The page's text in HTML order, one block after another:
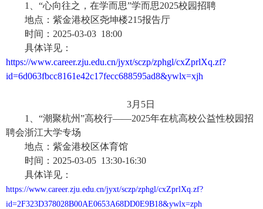
1、“心向往之，在学而思”学而思2025校园招聘
地点：紫金港校区尧坤楼215报告厅
时间： 2025-03-03 18:00
具体详见：
https://www.career.zju.edu.cn/jyxt/sczp/zphgl/cxZprlXq.zf?
id=6d063fbcc8161e42c17fecc688595ad8&ywlx=xjh
3月5日
1、“潮聚杭州”高校行——2025年在杭高校公益性校园招
聘会浙江大学专场
地点：紫金港校区体育馆
时间： 2025-03-05 13:30-16:30
具体详见：
https://www.career.zju.edu.cn/jyxt/sczp/zphgl/cxZprlXq.zf?
id=2F323D378028B00AE0653A68DD0E9B18&ywlx=zph